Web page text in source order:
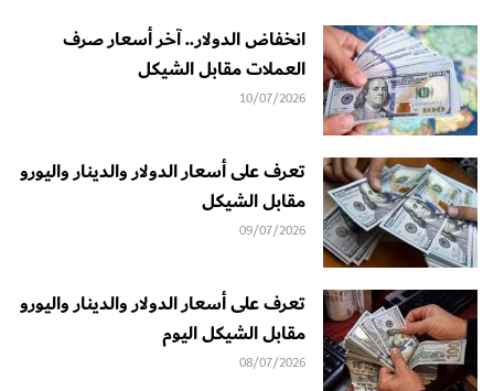
انخفاض الدولار.. آخر أسعار صرف
العملات مقابل الشيكل
10/07/2026
تعرف على أسعار الدولار والدينار واليورو
مقابل الشيكل
09/07/2026
تعرف على أسعار الدولار والدينار واليورو
مقابل الشيكل اليوم
08/07/2026